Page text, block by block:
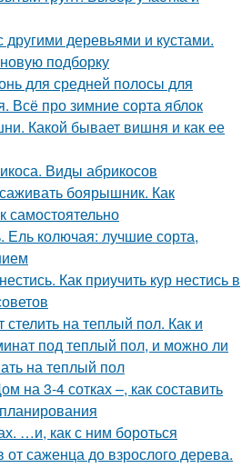
другими деревьями и кустами.
подборку
для средней полосы для
Всё про зимние сорта яблок
Какой бывает вишня и как ее
Виды абрикосов
боярышник. Как
самостоятельно
Ель колючая: лучшие сорта,
Как приучить кур нестись в
на теплый пол. Как и
под теплый пол, и можно ли
на теплый пол
на 3-4 сотках –, как составить
…и, как с ним бороться
от саженца до взрослого дерева.